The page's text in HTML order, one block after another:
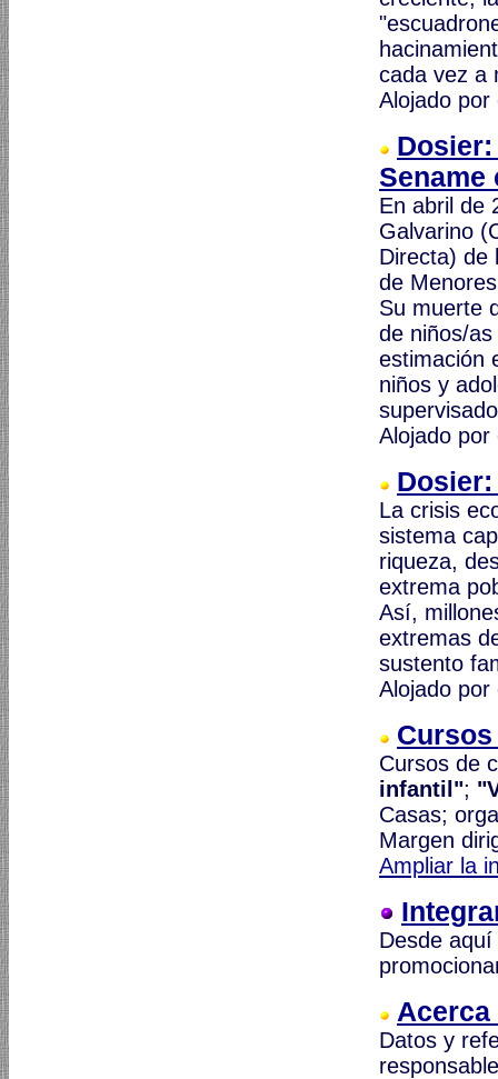
cada vez a
Alojado por
Sename
En abril de
Galvarino
Directa) de
de
Su muerte
de niños/
estimación
niños y
Alojado por
La crisis
sistema
riqueza,
extrema
Así,
extremas
sustento
Alojado por
Cursos de
infantil";
Casas;
Margen
Ampliar la
Desde
Acerca
Datos y